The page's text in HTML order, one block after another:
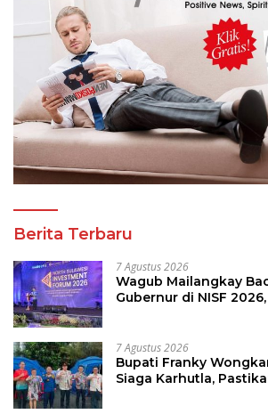
Berita Terbaru
7 Agustus 2026
Wagub Mailangkay
Gubernur di NISF
7 Agustus 2026
Bupati Franky
Siaga Karhutla,